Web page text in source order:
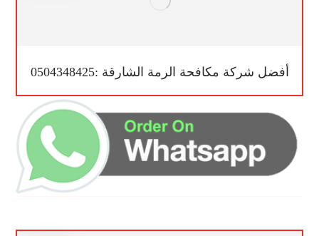
أفضل شركة مكافحة الرمة الشارقة :0504348425